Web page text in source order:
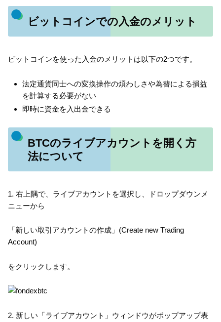
ビットコインでの入金のメリット
ビットコインを使った入金のメリットは以下の2つです。
法定通貨同士への変換操作の煩わしさや為替による損益
を計算する必要がない
即時に資金を入出金できる
BTCのライブアカウントを開く方
法について
1. 右上隅で、ライブアカウントを選択し、ドロップダウンメ
ニューから
「新しい取引アカウントの作成」(Create new Trading
Account)
をクリックします。
2. 新しい「ライブアカウント」ウィンドウがポップアップ表